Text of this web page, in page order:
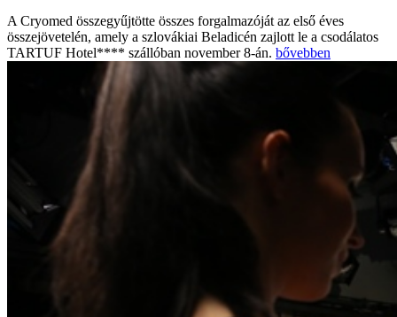
A Cryomed összegyűjtötte összes forgalmazóját az első éves
összejövetelén, amely a szlovákiai Beladicén zajlott le a csodálatos
TARTUF Hotel**** szállóban november 8-án. bővebben